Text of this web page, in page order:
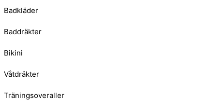
Badkläder
Baddräkter
Bikini
Våtdräkter
Träningsoveraller